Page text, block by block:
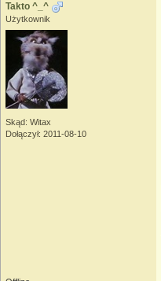
Takto ^_^
Użytkownik
Skąd: Witax
Dołączył: 2011-08-10